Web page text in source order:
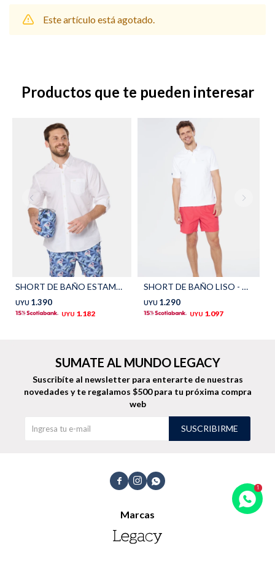
Este artículo está agotado.
Productos que te pueden interesar
SHORT DE BAÑO ESTAMPADO - Marino
UYU 1.390
UYU 1.182
SHORT DE BAÑO LISO - Coral
UYU 1.290
UYU 1.097
  
Marcas
SUMATE AL MUNDO LEGACY
Suscribíte al newsletter para enterarte de nuestras
novedades y te regalamos $500 para tu próxima compra
web
SUSCRIBIRME
Bolsos y valijas Accesorios
TALLES GRANDES Uniformes empresariales
Quiero ser parte Canjear mis puntos
Uniformes empresariales